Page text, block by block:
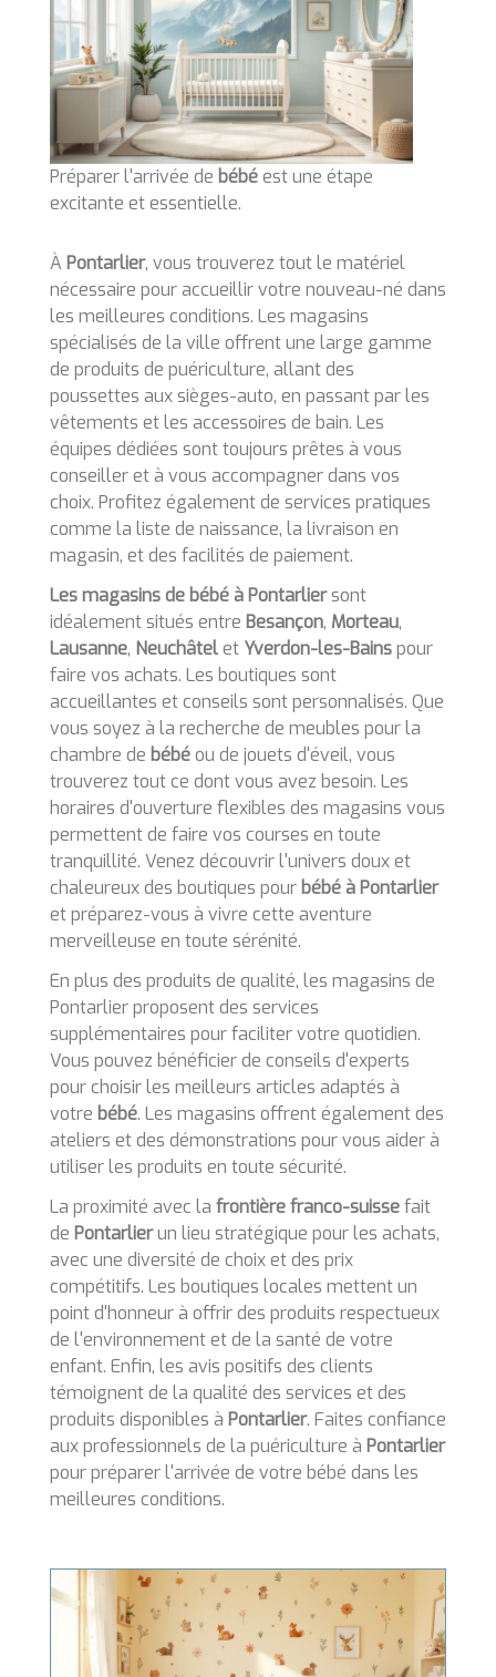
Préparer l'arrivée de bébéest une étape
excitante et essentielle.
À Pontarlier, vous trouverez tout le matériel
nécessaire pour accueillir votre nouveau-né dans
les meilleures conditions. Les magasins
spécialisés de la ville offrent une large gamme
de produits de puériculture, allant des
poussettes aux sièges-auto, en passant par les
vêtements et les accessoires de bain. Les
équipes dédiées sont toujours prêtes à vous
conseiller et à vous accompagner dans vos
choix. Profitez également de services pratiques
comme la liste de naissance, la livraison en
magasin, et des facilités de paiement.
Les magasins de bébé à Pontarliersont
idéalement situés entre Besançon, Morteau,
Lausanne, Neuchâtelet Yverdon-les-Bainspour
faire vos achats. Les boutiques sont
accueillantes et conseils sont personnalisés. Que
vous soyez à la recherche de meubles pour la
chambre de bébéou de jouets d'éveil, vous
trouverez tout ce dont vous avez besoin. Les
horaires d'ouverture flexibles des magasins vous
permettent de faire vos courses en toute
tranquillité. Venez découvrir l'univers doux et
chaleureux des boutiques pour bébé à Pontarlier
et préparez-vous à vivre cette aventure
merveilleuse en toute sérénité.
En plus des produits de qualité, les magasins de
Pontarlier proposent des services
supplémentaires pour faciliter votre quotidien.
Vous pouvez bénéficier de conseils d'experts
pour choisir les meilleurs articles adaptés à
votre bébé. Les magasins offrent également des
ateliers et des démonstrations pour vous aider à
utiliser les produits en toute sécurité.
La proximité avec la frontière franco-suissefait
de Pontarlierun lieu stratégique pour les achats,
avec une diversité de choix et des prix
compétitifs. Les boutiques locales mettent un
point d'honneur à offrir des produits respectueux
de l'environnement et de la santé de votre
enfant. Enfin, les avis positifs des clients
témoignent de la qualité des services et des
produits disponibles à Pontarlier. Faites confiance
aux professionnels de la puériculture à Pontarlier
pour préparer l'arrivée de votre bébé dans les
meilleures conditions.